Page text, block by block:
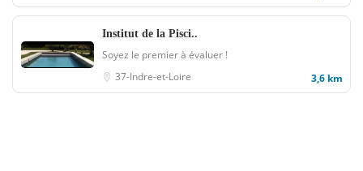
Institut de la Pisci..
Soyez le premier à évaluer !
37-Indre-et-Loire
3,6 km